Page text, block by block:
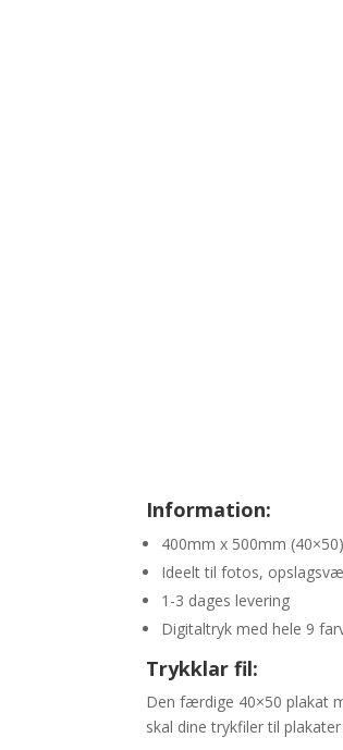
Information:
400mm x 500mm (40×50)
Ideelt til fotos,
1-3 dages levering
Digitaltryk med hele 9
Trykklar fil:
Den færdige 40×50 plakat
skal dine trykfiler til